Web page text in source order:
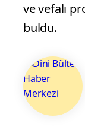
ve vefalı
buldu.